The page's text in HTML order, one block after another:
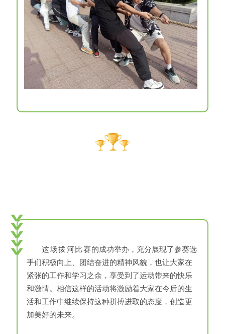
这场拔河比赛的成功举办 ，充分展现了参赛选
手们积极向上、团结奋进的精神风貌，也让大家在
紧张的工作和学习之余，享受到了运动带来的快乐
和激情。相信这样的活动将激励着大家在今后的生
活和工作中继续保持这种拼搏进取的态度，创造更
加美好的未来。